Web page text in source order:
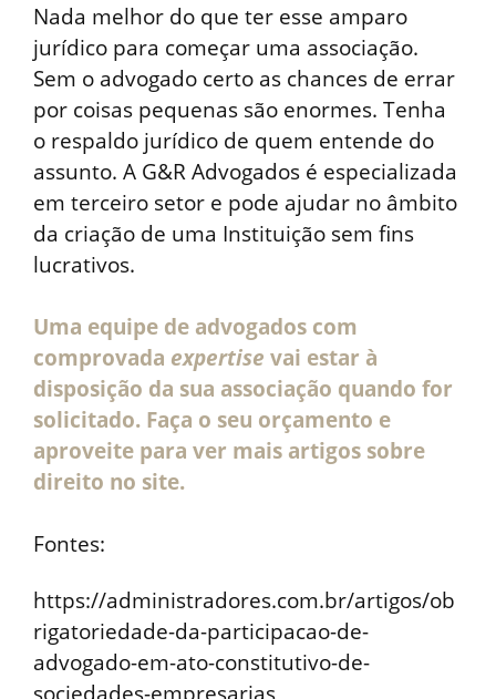
Nada melhor do que ter esse amparo
jurídico para começar uma associação.
Sem o advogado certo as chances de errar
por coisas pequenas são enormes. Tenha
o respaldo jurídico de quem entende do
assunto. A G&R Advogados é especializada
em terceiro setor e pode ajudar no âmbito
da criação de uma Instituição sem fins
lucrativos.
Uma equipe de advogados com
comprovada expertise vai estar à
disposição da sua associação quando for
solicitado. Faça o seu orçamento e
aproveite para ver mais artigos sobre
direito no site.
Fontes:
https://administradores.com.br/artigos/ob
rigatoriedade-da-participacao-de-
advogado-em-ato-constitutivo-de-
sociedades-empresarias